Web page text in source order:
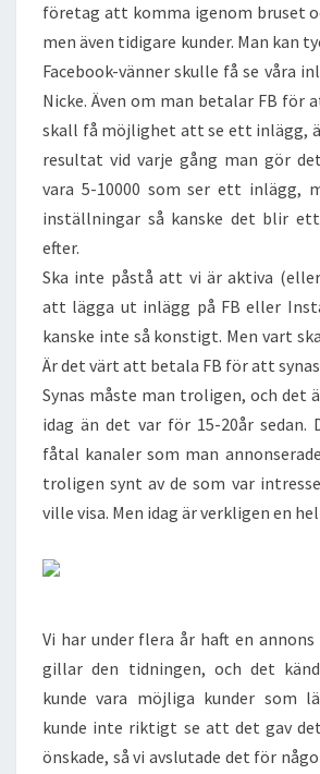
företag att komma igenom bruset
men även tidigare kunder. Man kan
Facebook-vänner skulle få se våra
Nicke. Även om man betalar FB för
skall få möjlighet att se ett inlägg,
resultat vid varje gång man gör
vara 5-10000 som ser ett inlägg,
inställningar så kanske det blir
efter.
Ska inte påstå att vi är aktiva
att lägga ut inlägg på FB eller
kanske inte så konstigt. Men vart
Är det värt att betala FB för att
Synas måste man troligen, och det
idag än det var för 15-20år sedan.
fåtal kanaler som man
troligen synt av de som var
ville visa. Men idag är verkligen en
Vi har under flera år haft en annons
gillar den tidningen, och det
kunde vara möjliga kunder som
kunde inte riktigt se att det gav
önskade, så vi avslutade det för